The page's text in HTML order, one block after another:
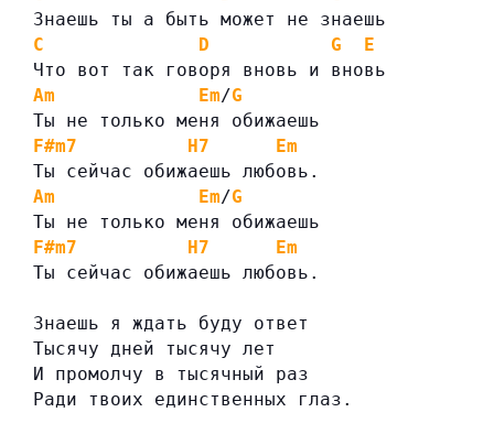
Знаешь ты а быть может не знаешь
C
D G
E
Что вот так говоря вновь и вновь
Am
Em/G
Ты не только меня обижаешь
F#m7
H7
Em
Ты сейчас обижаешь любовь.
Am
Em/G
Ты не только меня обижаешь
F#m7
H7
Em
Ты сейчас обижаешь любовь.
Знаешь я ждать буду ответ
Тысячу дней тысячу лет
И промолчу в тысячный раз
Ради твоих единственных глаз.